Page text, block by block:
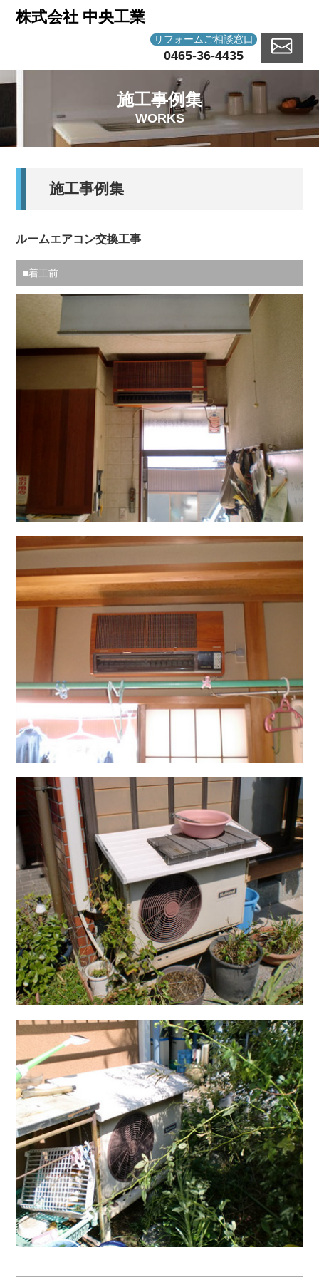
株式会社 中央工業
リフォームご相談窓口
0465-36-4435
施工事例集
WORKS
施工事例集
ルームエアコン交換工事
■着工前